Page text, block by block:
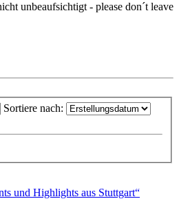
unbeaufsichtigt - please don´t leave
Sortiere nach:
und Highlights aus Stuttgart“